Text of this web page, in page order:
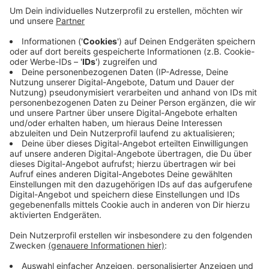
Die Felder sind ausgetrocknet und die extreme Hitze
der vergangenen Tage hat das Getreide schnell reifen
lassen. Die Landwirte beeilen sich mit der Ernte der
Gerste. Denn das Wasser im Untergrund wird knapper.
Die Blätter der jungen Maispflanzen beginnen bereits
sich einzurollen, um Wasser zu sparen. Die
Gemüsebauern im Kreis Coesfeld bewässern ihre
Felder, um die Pflanzen zu retten. Sie achten darauf,
nicht zu viel Wasser zu verbrauchen und haben stets
die Pegel der Flüsse und Bäche im Blick.
Anzeige